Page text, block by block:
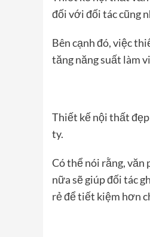
đối với đối tác cũng
Bên cạnh đó, việc
tăng năng suất làm
Thiết kế nội thất
ty.
Có thể nói rằng, văn
nữa sẽ giúp đối tác
rẻđể tiết kiệm hơn